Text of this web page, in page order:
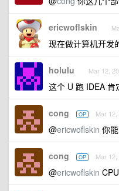
ericwoflskin
现在做计算机开发
holulu Mar 12,
这个 U 跑 IDEA 肯
cong OP Mar
@ericwoflskin 你
cong OP Mar
@ericwoflskin